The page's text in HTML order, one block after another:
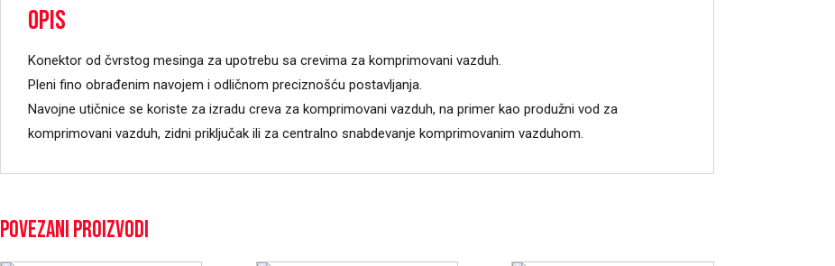
Opis
Konektor od čvrstog mesinga za upotrebu sa crevima za komprimovani vazduh.
Pleni fino obrađenim navojem i odličnom preciznošću postavljanja.
Navojne utičnice se koriste za izradu creva za komprimovani vazduh, na primer kao produžni vod za
komprimovani vazduh, zidni priključak ili za centralno snabdevanje komprimovanim vazduhom.
Povezani proizvodi